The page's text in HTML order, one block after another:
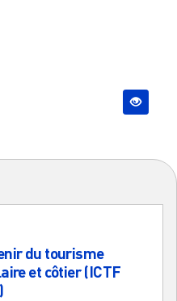
du tourisme
et côtier (ICTF